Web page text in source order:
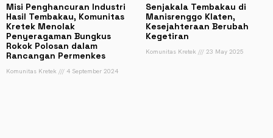
Misi Penghancuran Industri
Hasil Tembakau, Komunitas
Kretek Menolak
Penyeragaman Bungkus
Rokok Polosan dalam
Rancangan Permenkes
Komunitas Kretek 4 September 2024
Senjakala Tembakau di
Manisrenggo Klaten,
Kesejahteraan Berubah
Kegetiran
Komunitas Kretek 23 May 2025